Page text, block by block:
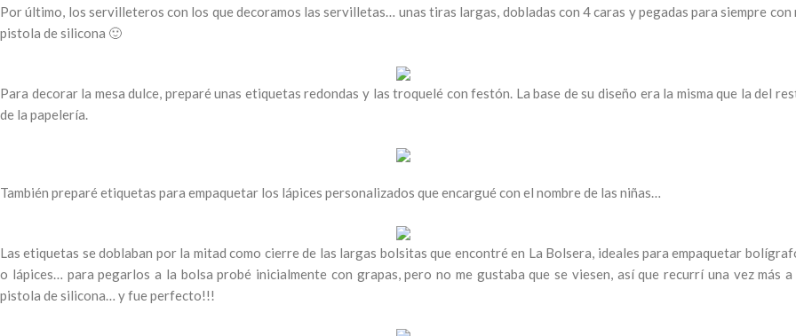
Por último, los servilleteros con los que decoramos las servilletas… unas tiras largas, dobladas con 4 caras y pegadas para siempre con
pistola de silicona 🙂
Para decorar la mesa dulce, preparé unas etiquetas redondas y las troquelé con festón. La base de su diseño era la misma que la del
de la papelería.
También preparé etiquetas para empaquetar los lápices personalizados que encargué con el nombre de las niñas…
Las etiquetas se doblaban por la mitad como cierre de las largas bolsitas que encontré en La Bolsera, ideales para empaquetar
o lápices… para pegarlos a la bolsa probé inicialmente con grapas, pero no me gustaba que se viesen, así que recurrí una vez más a
pistola de silicona… y fue perfecto!!!